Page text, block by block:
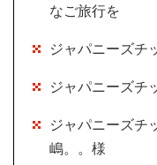
なご旅行を
ジャパニーズチ
ジャパニーズチ
ジャパニーズチ
嶋。。様